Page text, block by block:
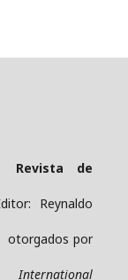
Revista de
Reynaldo
otorgados por
International